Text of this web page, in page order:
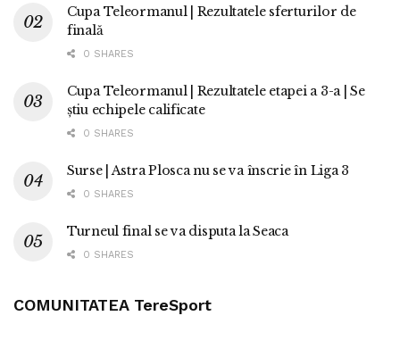
Cupa Teleormanul | Rezultatele sferturilor de
finală
0 SHARES
Cupa Teleormanul | Rezultatele etapei a 3-a | Se
știu echipele calificate
0 SHARES
Surse | Astra Plosca nu se va înscrie în Liga 3
0 SHARES
Turneul final se va disputa la Seaca
0 SHARES
COMUNITATEA TereSport